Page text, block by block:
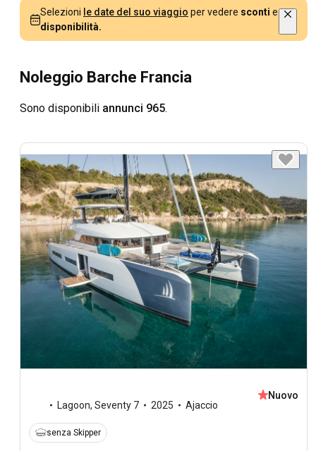
Selezioni le date del suo viaggio per vedere sconti e
disponibilità.
Noleggio Barche Francia
Sono disponibili annunci 965.
Lagoon, Seventy 7 2025 Ajaccio
Nuovo
senza Skipper